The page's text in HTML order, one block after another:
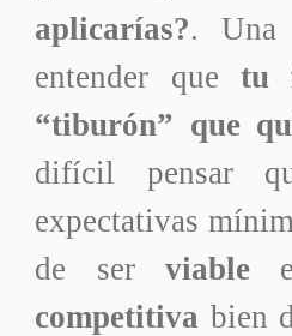
aplicarías?. Una
entender que tu
“tiburón” que
difícil pensar
expectativas
de serviable
competitiva bien